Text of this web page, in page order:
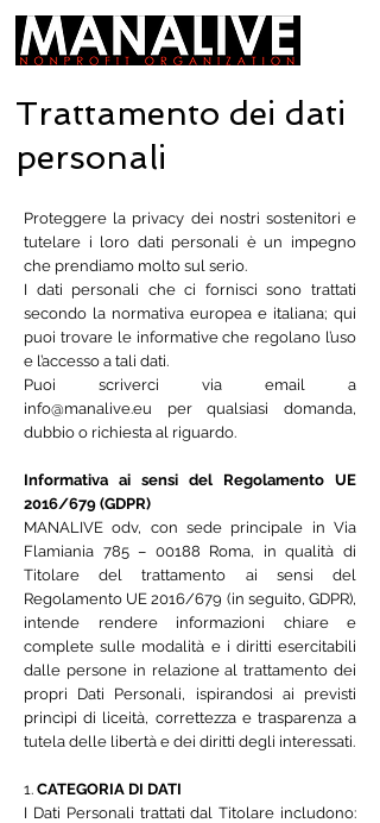
Trattamento dei dati
personali
Proteggere la privacy dei nostri sostenitori e
tutelare i loro dati personali è un impegno
che prendiamo molto sul serio.
I dati personali che ci fornisci sono trattati
secondo la normativa europea e italiana; qui
puoi trovare le informative che regolano l’uso
e l’accesso a tali dati.
Puoi scriverci via email a
info@manalive.eu per qualsiasi domanda,
dubbio o richiesta al riguardo.
Informativa ai sensi del Regolamento UE
2016/679 (GDPR)
MANALIVE odv, con sede principale in Via
Flamiania 785 – 00188 Roma, in qualità di
Titolare del trattamento ai sensi del
Regolamento UE 2016/679 (in seguito, GDPR),
intende rendere informazioni chiare e
complete sulle modalità e i diritti esercitabili
dalle persone in relazione al trattamento dei
propri Dati Personali, ispirandosi ai previsti
princìpi di liceità, correttezza e trasparenza a
tutela delle libertà e dei diritti degli interessati.
1. CATEGORIA DI DATI
I Dati Personali trattati dal Titolare includono: